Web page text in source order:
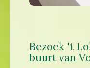
Bezoek 't
buurt van